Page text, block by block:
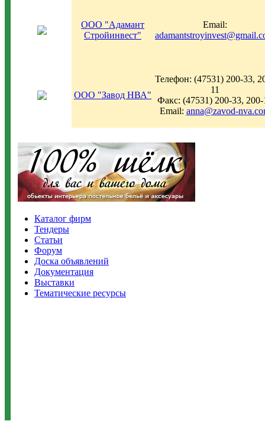
ООО "Адамант
Стройинвест"
Email:
ООО "Завод НВА"
Телефон: (47531) 200-33,
11
Факс: (47531) 200-33, 200-
Email: anna@zavod-
Каталог фирм
Тендеры
Статьи
Форум
Доска объявлений
Документация
Выставки
Тематические ресурсы